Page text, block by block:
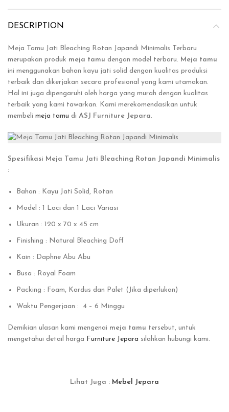
DESCRIPTION
Meja Tamu Jati Bleaching Rotan Japandi Minimalis Terbaru
merupakan produk meja tamu dengan model terbaru. Meja tamu
ini menggunakan bahan kayu jati solid dengan kualitas produksi
terbaik dan dikerjakan secara profesional yang kami utamakan.
Hal ini juga dipengaruhi oleh harga yang murah dengan kualitas
terbaik yang kami tawarkan. Kami merekomendasikan untuk
membeli meja tamu di ASJ Furniture Jepara.
Spesifikasi Meja Tamu Jati Bleaching Rotan Japandi Minimalis
:
Bahan : Kayu Jati Solid, Rotan
Model : 1 Laci dan 1 Laci Variasi
Ukuran : 120 x 70 x 45 cm
Finishing : Natural Bleaching Doff
Kain : Daphne Abu Abu
Busa : Royal Foam
Packing : Foam, Kardus dan Palet (Jika diperlukan)
Waktu Pengerjaan : 4 – 6 Minggu
Demikian ulasan kami mengenai meja tamu tersebut, untuk
mengetahui detail harga Furniture Jepara silahkan hubungi kami.
Lihat Juga : Mebel Jepara